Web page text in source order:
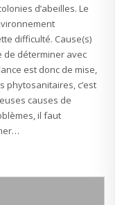
d’abeilles. Le
difficulté. Cause(s)
de déterminer avec
est donc de mise,
phytosanitaires, c’est
causes de
il faut